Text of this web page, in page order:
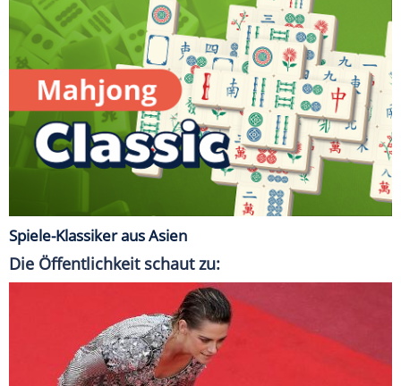
Spiele-Klassiker aus Asien
Die Öffentlichkeit schaut zu: